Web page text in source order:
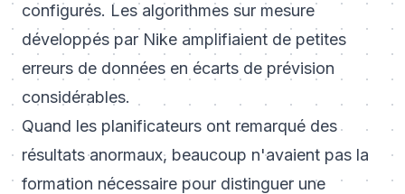
configurés. Les algorithmes sur mesure
développés par Nike amplifiaient de petites
erreurs de données en écarts de prévision
considérables.
Quand les planificateurs ont remarqué des
résultats anormaux, beaucoup n'avaient pas la
formation nécessaire pour distinguer une